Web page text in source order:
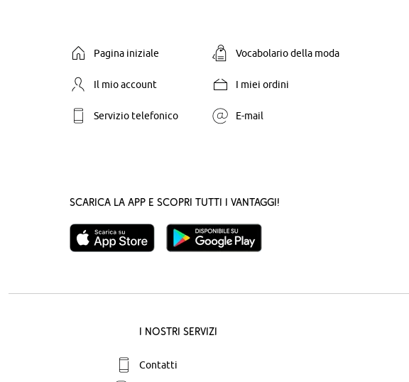
Pagina iniziale Vocabolario della moda
Il mio account I miei ordini
Servizio telefonico E-mail
Scarica la App e scopri tutti i vantaggi!
I nostri servizi
Contatti